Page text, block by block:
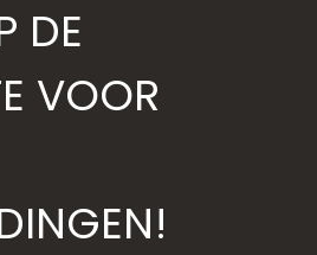
DE
VOOR